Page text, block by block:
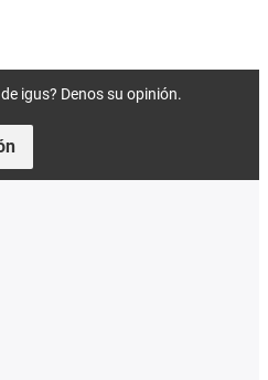
igus? Denos su opinión.